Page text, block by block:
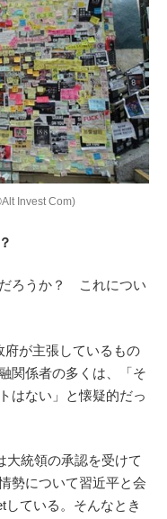
Invest Com)
ろうか？ これについ
が主張しているもの
関係者の多くは、「そ
はない」と懐疑的だっ
大統領の承認を受けて
勢について習近平と会
ている。そんなとき